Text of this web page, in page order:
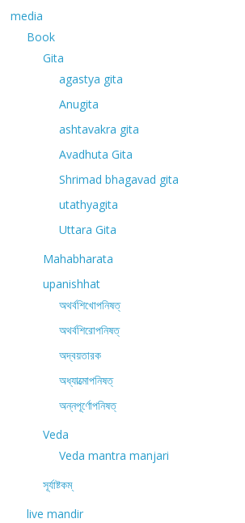
media
Book
Gita
agastya gita
Anugita
ashtavakra gita
Avadhuta Gita
Shrimad bhagavad gita
utathyagita
Uttara Gita
Mahabharata
upanishhat
অথর্বশিখোপনিষত্
অথর্বশিরোপনিষত্
অদ্বয়তারক
অধ্যাত্মোপনিষত্
অন্নপূর্ণোপনিষত্
Veda
Veda mantra manjari
সূর্যাষ্টকম্
live mandir